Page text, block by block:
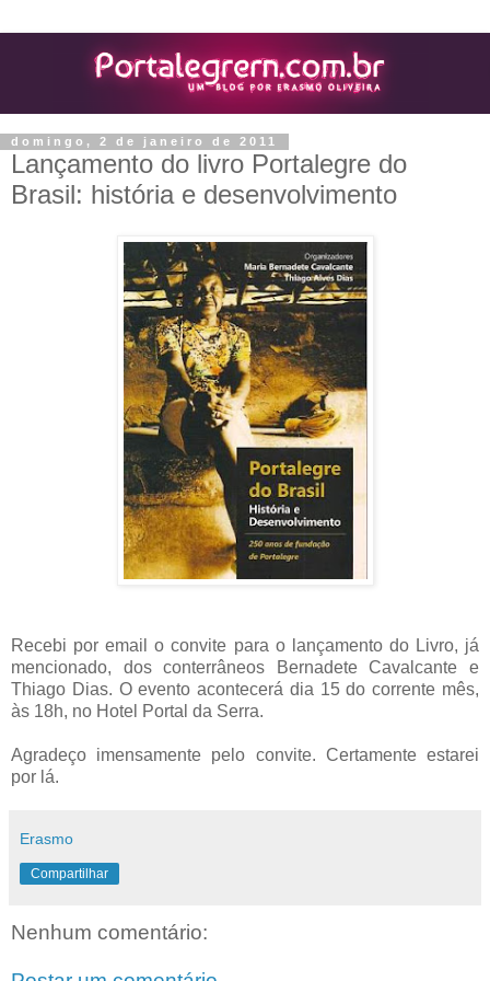
domingo, 2 de janeiro de 2011
Lançamento do livro Portalegre do
Brasil: história e desenvolvimento
Recebi por email o convite para o lançamento do Livro, já
mencionado, dos conterrâneos Bernadete Cavalcante e
Thiago Dias. O evento acontecerá dia 15 do corrente mês,
às 18h, no Hotel Portal da Serra.
Agradeço imensamente pelo convite. Certamente estarei
por lá.
Erasmo
Compartilhar
Nenhum comentário: